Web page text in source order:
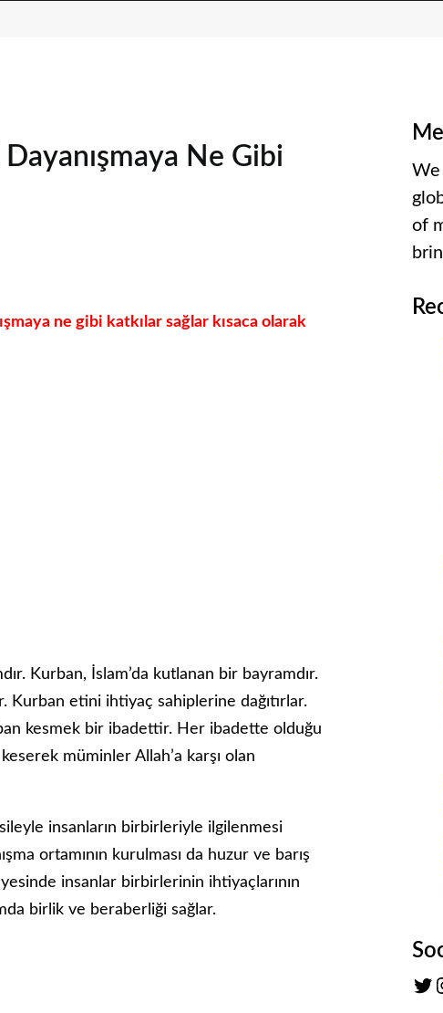
Ne Gibi
ne gibi katkılar sağlar kısaca olarak
Kurban, İslam’da kutlanan bir bayramdır.
Kurban etini ihtiyaç sahiplerine dağıtırlar.
kesmek bir ibadettir. Her ibadette olduğu
keserek müminler Allah’a karşı olan
insanların birbirleriyle ilgilenmesi
ortamının kurulması da huzur ve barış
insanlar birbirlerinin ihtiyaçlarının
birlik ve beraberliği sağlar.
We
of
Twitter